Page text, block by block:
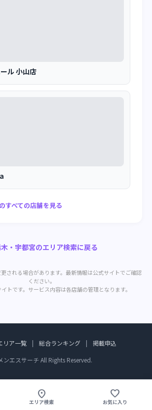
ル 小山店
すべての店舗を見る
・宇都宮のエリア検索に戻る
される場合があります。最新情報は公式サイトでご確認
ください。
トです。サービス内容は各店舗の管理となります。
リア一覧 | 総合ランキング |
掲載申込
ンエスサーチ All Rights Reserved.
location_on
エリア検索
favorite
お気に入り